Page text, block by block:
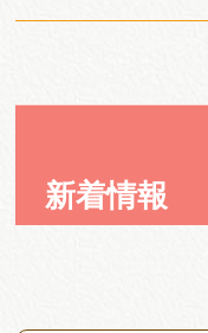
新着情報